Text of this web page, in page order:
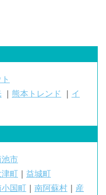
熊本トレンド
イ
池市
津町
益城町
小国町 南阿蘇村
産